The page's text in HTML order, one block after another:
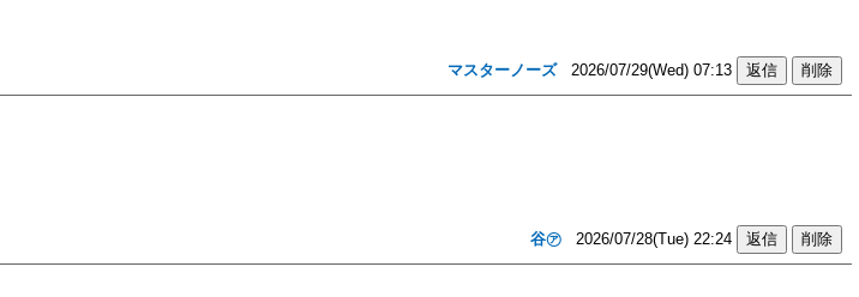
マスターノーズ2026/07/29(Wed) 07:13
谷㋐ 2026/07/28(Tue) 22:24